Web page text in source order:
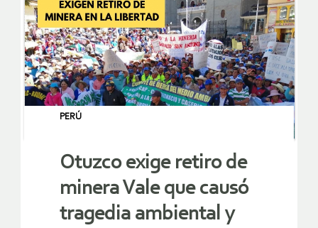
PERÚ
Otuzco exige retiro de
minera Vale que causó
tragedia ambiental y